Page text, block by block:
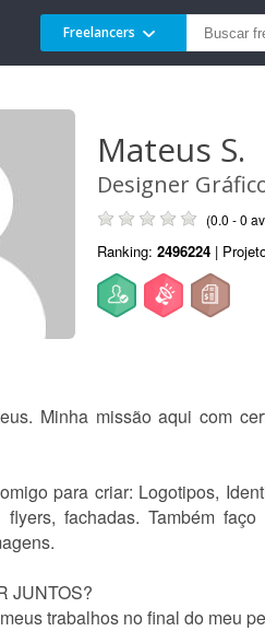
Freelancers
Mateus S.
Designer
(0.0 - 0
Ranking: 2496224 |
Minha missão aqui com
para criar: Logotipos,
flyers, fachadas. Também
JUNTOS?
trabalhos no final do meu